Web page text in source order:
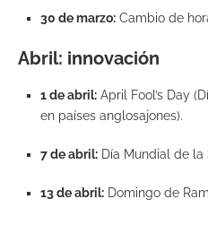
30 de marzo: Cambio de
Abril: innovación
1 de abril: April Fool’s Day
en países anglosajones).
7 de abril: Día Mundial de la
13 de abril: Domingo de